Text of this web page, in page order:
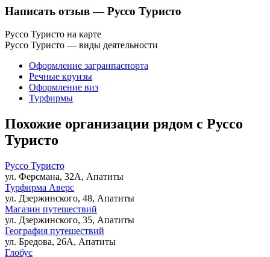
Написать отзыв— Руссо Туристо
Руссо Туристо на карте
Руссо Туристо — виды деятельности
Оформление загранпаспорта
Речные круизы
Оформление виз
Турфирмы
Похожие организации рядом с Руссо
Туристо
Руссо Туристо
ул. Ферсмана, 32А, Апатиты
Турфирма Аверс
ул. Дзержинского, 48, Апатиты
Магазин путешествий
ул. Дзержинского, 35, Апатиты
География путешествий
ул. Бредова, 26А, Апатиты
Глобус